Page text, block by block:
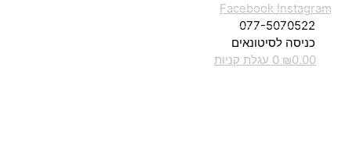
Facebook Instagram
077-5070522
כניסה לסיטונאים
₪0.00
0 עגלת קניות